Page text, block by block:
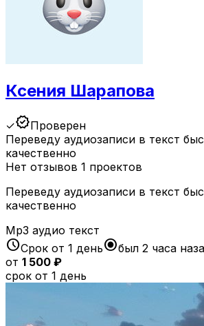
Ксения Шарапова
✓verifiedПроверен
Переведу аудиозаписи в текст
качественно
Нет отзывов 1 проектов
Переведу аудиозаписи в текст
качественно
Mp3 аудио текст
scheduleСрок от 1 деньradio_button_checkedбыл 2 часа
от 1 500 ₽
срок от 1 день